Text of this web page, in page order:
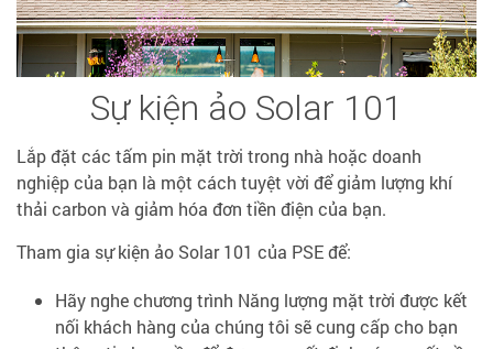
Sự kiện ảo Solar 101
Lắp đặt các tấm pin mặt trời trong nhà hoặc doanh
nghiệp của bạn là một cách tuyệt vời để giảm lượng khí
thải carbon và giảm hóa đơn tiền điện của bạn.
Tham gia sự kiện ảo Solar 101 của PSE để:
Hãy nghe chương trình Năng lượng mặt trời được kết
nối khách hàng của chúng tôi sẽ cung cấp cho bạn